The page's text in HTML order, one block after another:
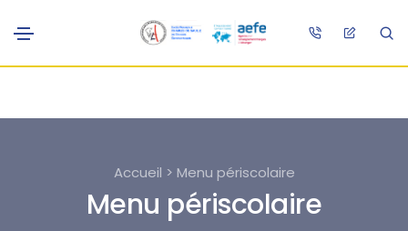
Accueil > Menu périscolaire
Menu périscolaire